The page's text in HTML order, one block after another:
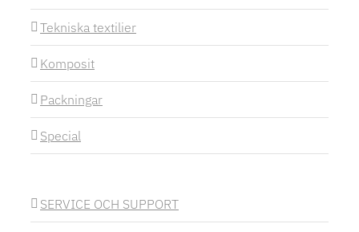
Tekniska textilier
Komposit
Packningar
Special
SERVICE OCH SUPPORT